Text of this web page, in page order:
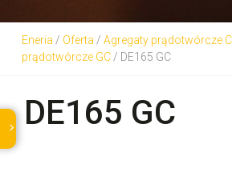
Eneria / Oferta / Agregaty prądotwórcze
prądotwórcze GC / DE165 GC
DE165 GC